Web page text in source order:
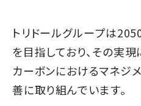
トリドールグループは
を目指しており、その実
カーボンにおけるマネジ
善に取り組んでいます。